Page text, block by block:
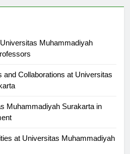
Muhammadiyah
Collaborations at Universitas
Muhammadiyah Surakarta in
at Universitas Muhammadiyah